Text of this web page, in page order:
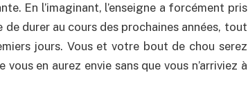
En l’imaginant, l’enseigne a forcément pris
durer au cours des prochaines années, tout
jours. Vous et votre bout de chou serez
en aurez envie sans que vous n’arriviez à